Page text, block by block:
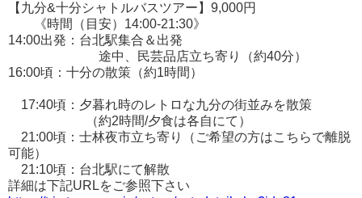
【九分&十分シャトルバスツアー】9,000円
《時間（目安）14:00-21:30》
14:00出発：台北駅集合＆出発
途中、民芸品店立ち寄り（約40分）
16:00頃：十分の散策（約1時間）
17:40頃：夕暮れ時のレトロな九分の街並みを散策
（約2時間/夕食は各自にて）
21:00頃：士林夜市立ち寄り（ご希望の方はこちらで離脱
可能）
21:10頃：台北駅にて解散
詳細は下記URLをご参照下さい